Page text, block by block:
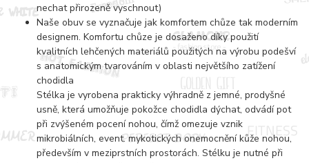
nechat přirozeně vyschnout)
Naše obuv se vyznačuje jak komfortem chůze tak moderním
designem. Komfortu chůze je dosaženo díky použití
kvalitních lehčených materiálů použitých na výrobu podešví
s anatomickým tvarováním v oblasti největšího zatížení
chodidla
Stélka je vyrobena prakticky výhradně z jemné, prodyšné
usně, která umožňuje pokožce chodidla dýchat, odvádí pot
při zvýšeném pocení nohou, čímž omezuje vznik
mikrobiálních, event. mykotických onemocnění kůže nohou,
především v meziprstních prostorách. Stélku je nutné při